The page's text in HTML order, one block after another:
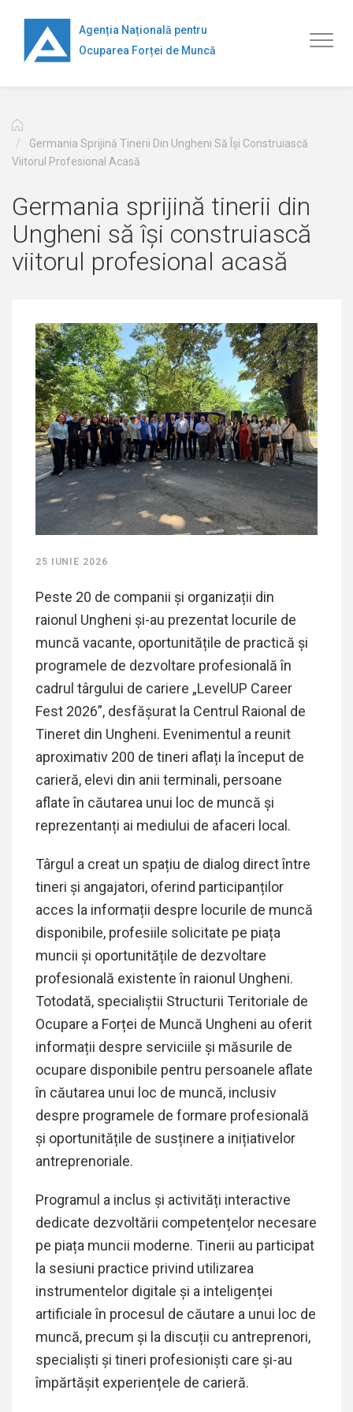
conţinutul
principal
Agenția Națională pentru
Ocuparea Forței de Muncă
Germania Sprijină Tinerii Din Ungheni Să Își Construiască
Viitorul Profesional Acasă
Germania sprijină tinerii din
Ungheni să își construiască
viitorul profesional acasă
25 IUNIE 2026
Peste 20 de companii și organizații din
raionul Ungheni și-au prezentat locurile de
muncă vacante, oportunitățile de practică și
programele de dezvoltare profesională în
cadrul târgului de cariere „LevelUP Career
Fest 2026”, desfășurat la Centrul Raional de
Tineret din Ungheni. Evenimentul a reunit
aproximativ 200 de tineri aflați la început de
carieră, elevi din anii terminali, persoane
aflate în căutarea unui loc de muncă și
reprezentanți ai mediului de afaceri local.
Târgul a creat un spațiu de dialog direct între
tineri și angajatori, oferind participanților
acces la informații despre locurile de muncă
disponibile, profesiile solicitate pe piața
muncii și oportunitățile de dezvoltare
profesională existente în raionul Ungheni.
Totodată, specialiștii Structurii Teritoriale de
Ocupare a Forței de Muncă Ungheni au oferit
informații despre serviciile și măsurile de
ocupare disponibile pentru persoanele aflate
în căutarea unui loc de muncă, inclusiv
despre programele de formare profesională
și oportunitățile de susținere a inițiativelor
antreprenoriale.
Programul a inclus și activități interactive
dedicate dezvoltării competențelor necesare
pe piața muncii moderne. Tinerii au participat
la sesiuni practice privind utilizarea
instrumentelor digitale și a inteligenței
artificiale în procesul de căutare a unui loc de
muncă, precum și la discuții cu antreprenori,
specialiști și tineri profesioniști care și-au
împărtășit experiențele de carieră.